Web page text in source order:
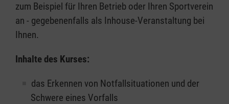
zum Beispiel für Ihren Betrieb oder Ihren Sportverein
an - gegebenenfalls als Inhouse-Veranstaltung bei
Ihnen.
Inhalte des Kurses:
das Erkennen von Notfallsituationen und der
Schwere eines Vorfalls